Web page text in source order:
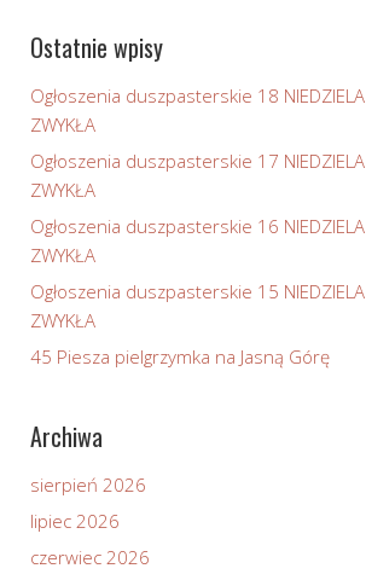
Ostatnie wpisy
Ogłoszenia duszpasterskie 18 NIEDZIELA
ZWYKŁA
Ogłoszenia duszpasterskie 17 NIEDZIELA
ZWYKŁA
Ogłoszenia duszpasterskie 16 NIEDZIELA
ZWYKŁA
Ogłoszenia duszpasterskie 15 NIEDZIELA
ZWYKŁA
45 Piesza pielgrzymka na Jasną Górę
Archiwa
sierpień 2026
lipiec 2026
czerwiec 2026